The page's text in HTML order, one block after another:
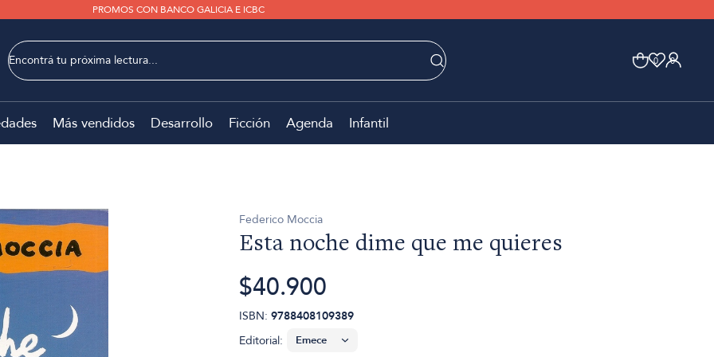
PROMOS CON BANCO GALICIA E ICBC
0 0
Más vendidos Desarrollo Ficción Agenda Infantil
Federico Moccia
Esta noche dime que me quieres
$40.900
ISBN: 9788408109389
Editorial: